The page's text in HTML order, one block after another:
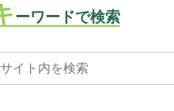
ーワードで検索